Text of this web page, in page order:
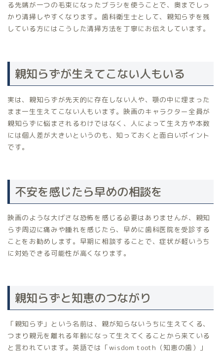
る先端が一つの毛束になったブラシを使うことで、奥までしっ
かり清掃しやすくなります。歯科衛生士として、親知らずを残
している方にはこうした清掃方法を丁寧にお伝えしています。
親知らずが生えてこない人もいる
実は、親知らずが先天的に存在しない人や、顎の中に埋まった
まま一生生えてこない人もいます。映画のキャラクター全員が
親知らずに悩まされるわけではなく、人によって生え方や本数
には個人差が大きいというのも、知っておくと面白いポイント
です。
不安を感じたら早めの相談を
映画のような大げさな恐怖を感じる必要はありませんが、親知
らず周辺に痛みや腫れを感じたら、早めに歯科医院を受診する
ことをお勧めします。早期に相談することで、症状が軽いうち
に対処できる可能性が高くなります。
親知らずと知恵のつながり
「親知らず」という名前は、親が知らないうちに生えてくる、
つまり親元を離れる年齢になって生えてくることから来ている
と言われています。英語では「wisdom tooth（知恵の歯）」